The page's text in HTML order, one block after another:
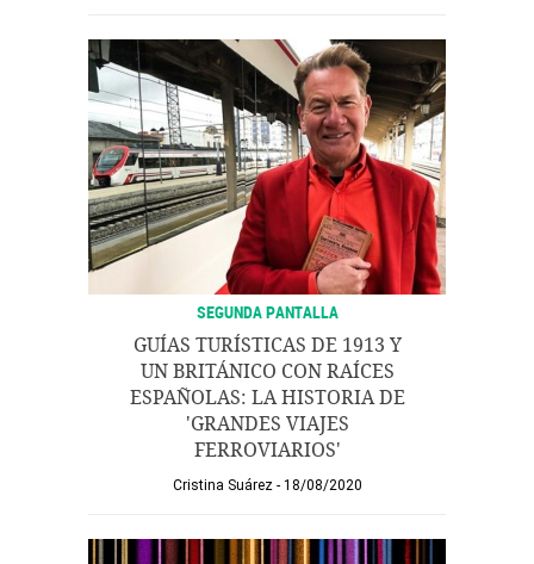
SEGUNDA PANTALLA
GUÍAS TURÍSTICAS DE 1913 Y
UN BRITÁNICO CON RAÍCES
ESPAÑOLAS: LA HISTORIA DE
'GRANDES VIAJES
FERROVIARIOS'
Cristina Suárez 18/08/2020